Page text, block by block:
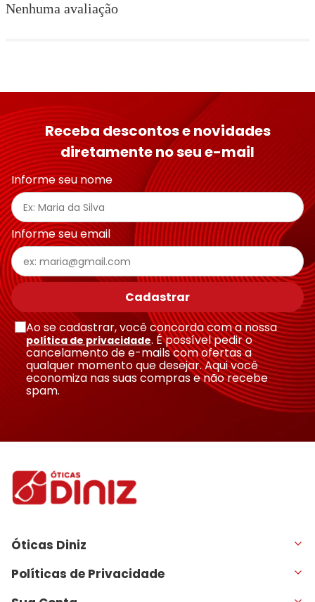
Nenhuma avaliação
Receba descontos e novidades
diretamente no seu e-mail
Informe seu nome
Informe seu email
Cadastrar
Ao se cadastrar, você concorda com a nossa
política de privacidade. É possível pedir o
cancelamento de e-mails com ofertas a
qualquer momento que desejar. Aqui você
economiza nas suas compras e não recebe
spam.
Óticas Diniz
Políticas de Privacidade